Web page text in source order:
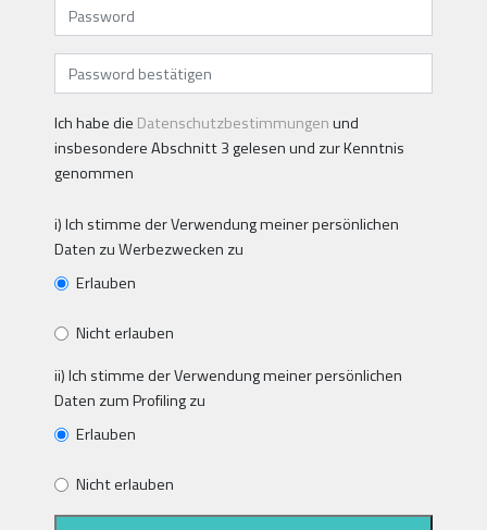
Ich habe die Datenschutzbestimmungenund
insbesondere Abschnitt 3 gelesen und zur Kenntnis
genommen
i) Ich stimme der Verwendung meiner persönlichen
Daten zu Werbezwecken zu
Erlauben
Nicht erlauben
ii) Ich stimme der Verwendung meiner persönlichen
Daten zum Profiling zu
Erlauben
Nicht erlauben